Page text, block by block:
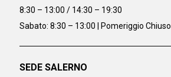
8:30 – 13:00 / 14:30 – 19:30
Sabato: 8:30 – 13:00 | Pomeriggio Chiuso
SEDE SALERNO